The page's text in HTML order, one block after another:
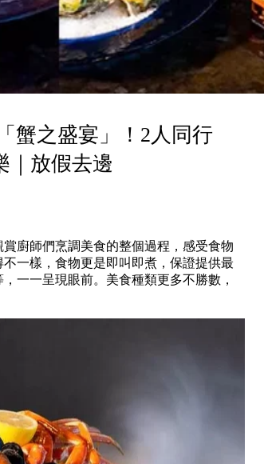
蟹之盛宴」！2人同行
｜放假去邊
廚師們烹調美食的整個過程，感受食物
一樣，食物更是即叫即煮，保證提供最
一一呈現眼前。美食種類更多不勝數，